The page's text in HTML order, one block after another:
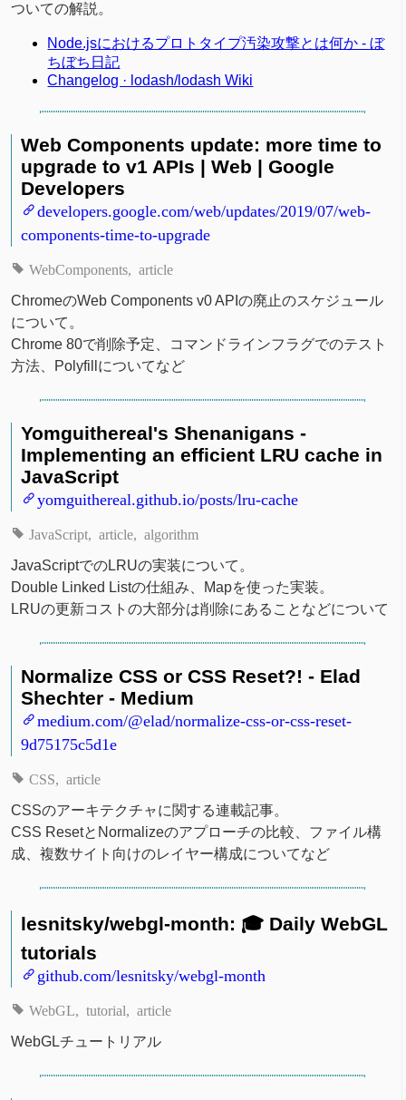
ついての解説。
Node.jsにおけるプロトタイプ汚染攻撃とは何か - ぼ
ちぼち日記
Changelog · lodash/lodash Wiki
Web Components update: more time to
upgrade to v1 APIs | Web | Google
Developers
developers.google.com/web/updates/2019/07/web-
components-time-to-upgrade
WebComponents article
ChromeのWeb Components v0 APIの廃止のスケジュール
について。
Chrome 80で削除予定、コマンドラインフラグでのテスト
方法、Polyfillについてなど
Yomguithereal's Shenanigans -
Implementing an efficient LRU cache in
JavaScript
yomguithereal.github.io/posts/lru-cache
JavaScript article algorithm
JavaScriptでのLRUの実装について。
Double Linked Listの仕組み、Mapを使った実装。
LRUの更新コストの大部分は削除にあることなどについて
Normalize CSS or CSS Reset?! - Elad
Shechter - Medium
medium.com/@elad/normalize-css-or-css-reset-
9d75175c5d1e
CSS article
CSSのアーキテクチャに関する連載記事。
CSS ResetとNormalizeのアプローチの比較、ファイル構
成、複数サイト向けのレイヤー構成についてなど
lesnitsky/webgl-month: 🎓 Daily WebGL
tutorials
github.com/lesnitsky/webgl-month
WebGL tutorial article
WebGLチュートリアル